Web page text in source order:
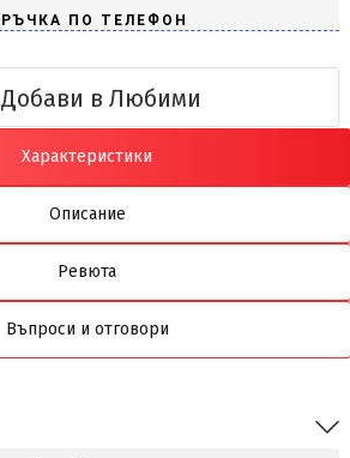
Добави в Любими
Характеристики
Описание
Ревюта
Въпроси и отговори